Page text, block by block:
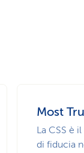
Most
La CSS è
di fiducia